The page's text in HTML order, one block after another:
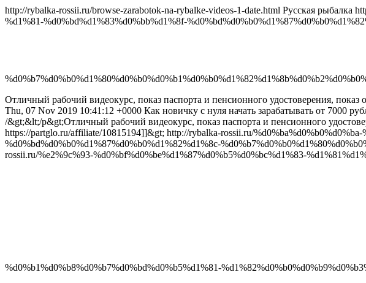
http://rybalka-rossii.ru/browse-zarabotok-na-rybalke-videos-1-date.html Русская рыбалка
%d1%81-%d0%bd%d1%83%d0%bb%d1%8f-
Отличный рабочий видеокурс, показ паспорта и пенсионного удостоверения,
Thu, 07 Nov 2019 10:41:12 +0000 Как новичку с нуля начать зарабатывать от 7000
/&gt;&lt;/p&gt;Отличный рабочий видеокурс, показ паспорта и пенсионного
https://partglo.ru/affiliate/10815194]]&gt; http://rybalka-rossii.ru/
%d0%bd%d0%b0%d1%87%d0%b0%d1%82%d1%8c-
rossii.ru/%e2%9c%93-%d0%bf%d0%be%d1%87%d0%b5%d0%bc%d1%83-
%d0%b1%d0%b8%d0%b7%d0%bd%d0%b5%d1%81-